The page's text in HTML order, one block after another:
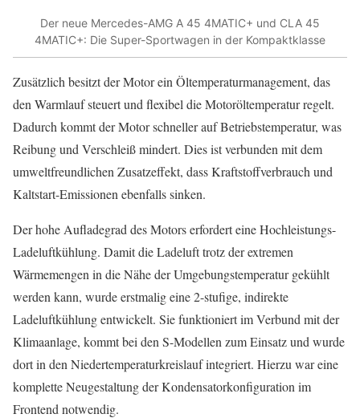
Der neue Mercedes-AMG A 45 4MATIC+ und CLA 45
4MATIC+: Die Super-Sportwagen in der Kompaktklasse
Zusätzlich besitzt der Motor ein Öltemperaturmanagement, das
den Warmlauf steuert und flexibel die Motoröltemperatur regelt.
Dadurch kommt der Motor schneller auf Betriebstemperatur, was
Reibung und Verschleiß mindert. Dies ist verbunden mit dem
umweltfreundlichen Zusatzeffekt, dass Kraftstoffverbrauch und
Kaltstart-Emissionen ebenfalls sinken.
Der hohe Aufladegrad des Motors erfordert eine Hochleistungs-
Ladeluftkühlung. Damit die Ladeluft trotz der extremen
Wärmemengen in die Nähe der Umgebungstemperatur gekühlt
werden kann, wurde erstmalig eine 2-stufige, indirekte
Ladeluftkühlung entwickelt. Sie funktioniert im Verbund mit der
Klimaanlage, kommt bei den S-Modellen zum Einsatz und wurde
dort in den Niedertemperaturkreislauf integriert. Hierzu war eine
komplette Neugestaltung der Kondensatorkonfiguration im
Frontend notwendig.